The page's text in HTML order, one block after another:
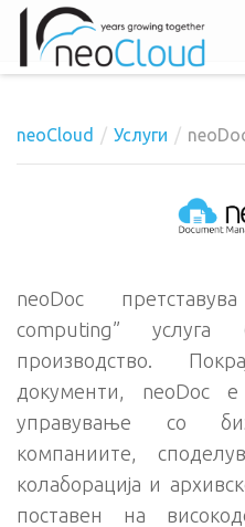
neoCloud Услуги
neoDoc
computing” услуга
производство.
документи, neoDoc
управување со
компаниите,
колаборација и
поставен на
Username